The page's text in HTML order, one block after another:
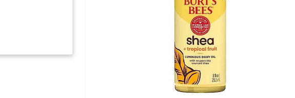
mois. Cela
le réglage
gratuite vous
le visage : les
Formule
équilibrée,